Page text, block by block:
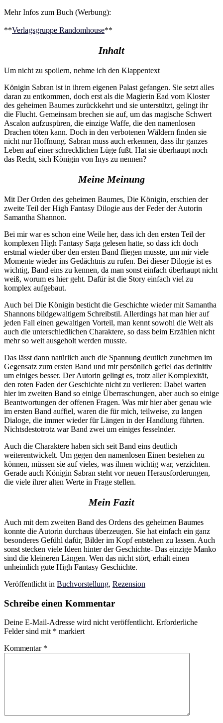
Mehr Infos zum Buch (Werbung):
**Verlagsgruppe Randomhouse**
Inhalt
Um nicht zu spoilern, nehme ich den Klappentext
Königin Sabran ist in ihrem eigenen Palast gefangen. Sie setzt alles
daran zu entkommen, doch erst als die Magierin Ead vom Kloster
des geheimen Baumes zurückkehrt und sie unterstützt, gelingt ihr
die Flucht. Gemeinsam brechen sie auf, um das magische Schwert
Ascalon aufzuspüren, die einzige Waffe, die den namenlosen
Drachen töten kann. Doch in den verbotenen Wäldern finden sie
nicht nur Hoffnung. Sabran muss auch erkennen, dass ihr ganzes
Leben auf einer schrecklichen Lüge fußt. Hat sie überhaupt noch
das Recht, sich Königin von Inys zu nennen?
Meine Meinung
Mit Der Orden des geheimen Baumes, Die Königin, erschien der
zweite Teil der High Fantasy Dilogie aus der Feder der Autorin
Samantha Shannon.
Bei mir war es schon eine Weile her, dass ich den ersten Teil der
komplexen High Fantasy Saga gelesen hatte, so dass ich doch
erstmal wieder über den ersten Band fliegen musste, um mir viele
Momente wieder ins Gedächtnis zu rufen. Bei dieser Dilogie ist es
wichtig, Band eins zu kennen, da man sonst einfach überhaupt nicht
weiß, worum es hier geht. Dafür ist die Story einfach viel zu
komplex aufgebaut.
Auch bei Die Königin besticht die Geschichte wieder mit Samantha
Shannons bildgewaltigem Schreibstil. Allerdings hat man hier auf
jeden Fall einen gewaltigen Vorteil, man kennt sowohl die Welt als
auch die unterschiedlichen Charaktere, so dass beim Erzählen nicht
mehr so weit ausgeholt werden musste.
Das lässt dann natürlich auch die Spannung deutlich zunehmen im
Gegensatz zum ersten Band und mir persönlich gefiel das definitiv
um einiges besser. Der Autorin gelingt es, trotz aller Komplexität,
den roten Faden der Geschichte nicht zu verlieren: Dabei warten
hier im zweiten Band so einige Überraschungen, aber auch so einige
Beantwortungen der offenen Fragen. Was mir hier aber genau wie
im ersten Band auffiel, waren die für mich, teilweise, zu langen
Dialoge, die immer wieder für Längen in der Handlung führten.
Nichtsdestotrotz war Band zwei um einiges fesselnder.
Auch die Charaktere haben sich seit Band eins deutlich
weiterentwickelt. Um gegen den namenlosen Einen bestehen zu
können, müssen sie auf vieles, was ihnen wichtig war, verzichten.
Gerade auch Königin Sabran steht vor neuen Herausforderungen,
die viele ihrer alten Werte in Frage stellen.
Mein Fazit
Auch mit dem zweiten Band des Ordens des geheimen Baumes
konnte die Autorin durchaus überzeugen. Sie hat einfach ein ganz
besonderes Gefühl dafür, Bilder im Kopf entstehen zu lassen. Auch
sonst stecken viele Ideen hinter der Geschichte- Das einzige Manko
sind die kleineren Längen. Wen das nicht stört, erhält einen
unheimlich gute High Fantasy Geschichte.
Veröffentlicht in Buchvorstellung, Rezension
Schreibe einen Kommentar
Deine E-Mail-Adresse wird nicht veröffentlicht. Erforderliche
Felder sind mit * markiert
Kommentar *